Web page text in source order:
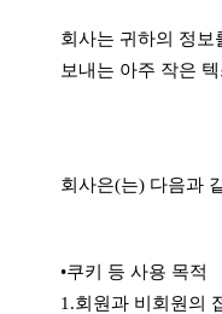
회사는 귀하의 정
보내는 아주 작은
회사은(는) 다음과
•쿠키 등 사용 목적
1.회원과 비회원의